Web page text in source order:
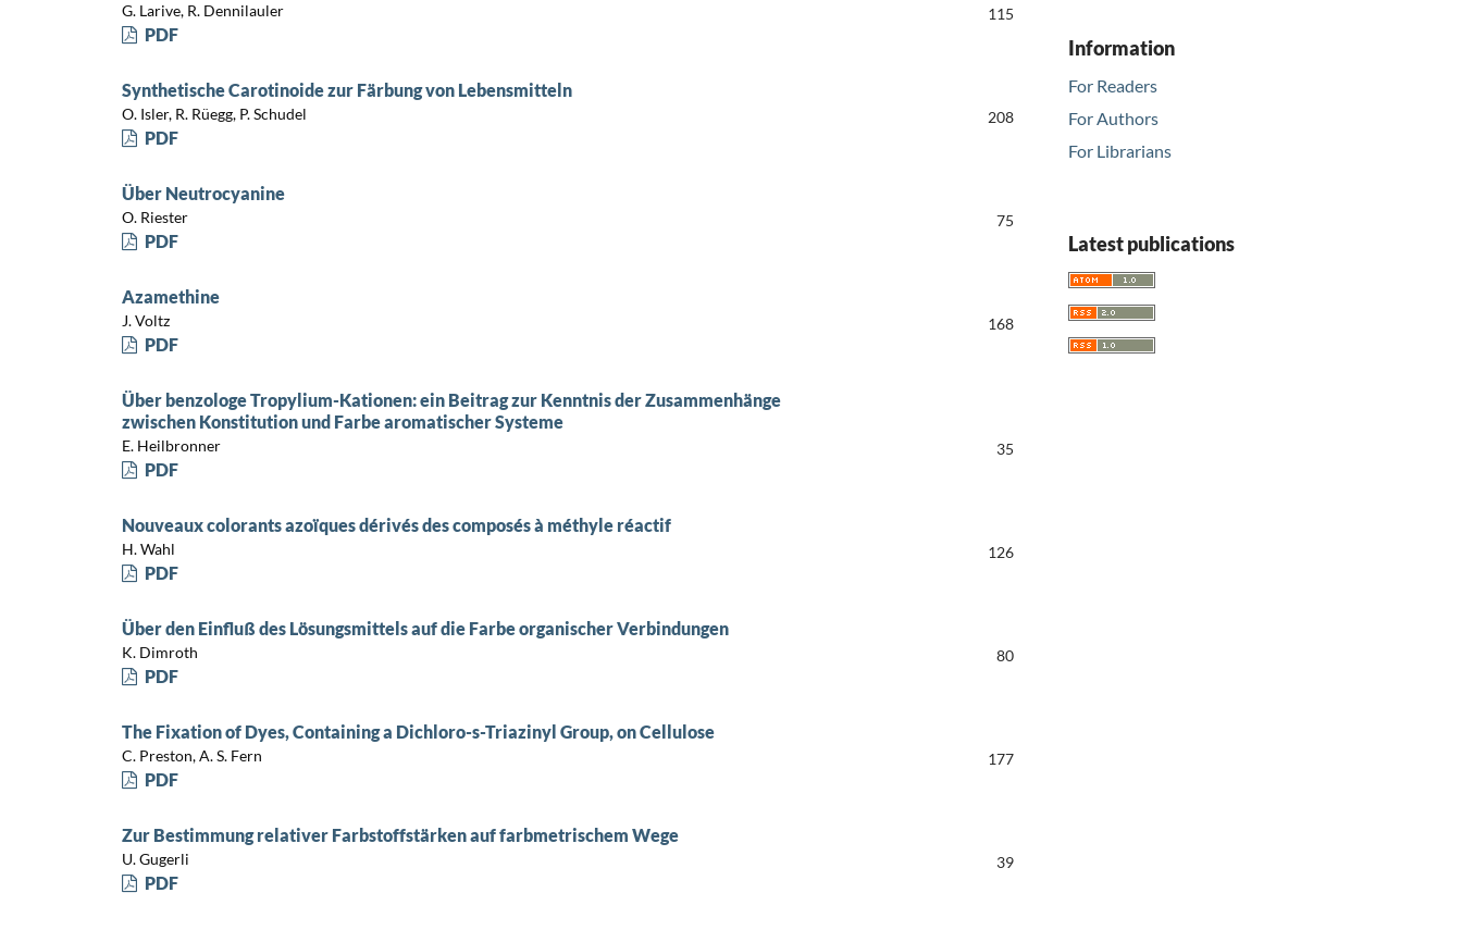
G. Larive, R. Dennilauler 115
PDF
Synthetische Carotinoide zur Färbung von Lebensmitteln
O. Isler, R. Rüegg, P. Schudel 208
PDF
Über Neutrocyanine
O. Riester 75
PDF
Azamethine
J. Voltz 168
PDF
Über benzologe Tropylium-Kationen: ein Beitrag zur Kenntnis der Zusammenhänge
zwischen Konstitution und Farbe aromatischer Systeme
E. Heilbronner 35
PDF
Nouveaux colorants azoïques dérivés des composés à méthyle réactif
H. Wahl 126
PDF
Über den Einfluß des Lösungsmittels auf die Farbe organischer Verbindungen
K. Dimroth 80
PDF
The Fixation of Dyes, Containing a Dichloro-s-Triazinyl Group, on Cellulose
C. Preston, A. S. Fern 177
PDF
Zur Bestimmung relativer Farbstoffstärken auf farbmetrischem Wege
U. Gugerli 39
PDF
Information
For Readers
For Authors
For Librarians
Latest publications